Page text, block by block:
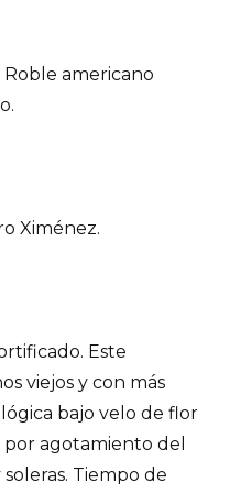
americano
Ximénez.
Este
viejos y con más
bajo velo de flor
agotamiento del
Tiempo de